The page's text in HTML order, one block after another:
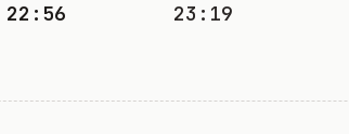
22:56 23:19